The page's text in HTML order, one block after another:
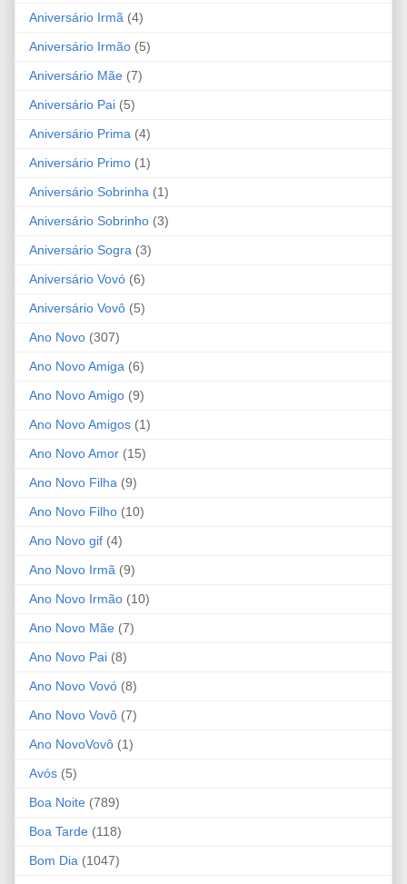
Aniversário Irmã (4)
Aniversário Irmão (5)
Aniversário Mãe (7)
Aniversário Pai (5)
Aniversário Prima (4)
Aniversário Primo (1)
Aniversário Sobrinha (1)
Aniversário Sobrinho (3)
Aniversário Sogra (3)
Aniversário Vovó (6)
Aniversário Vovô (5)
Ano Novo (307)
Ano Novo Amiga (6)
Ano Novo Amigo (9)
Ano Novo Amigos (1)
Ano Novo Amor (15)
Ano Novo Filha (9)
Ano Novo Filho (10)
Ano Novo gif (4)
Ano Novo Irmã (9)
Ano Novo Irmão (10)
Ano Novo Mãe (7)
Ano Novo Pai (8)
Ano Novo Vovó (8)
Ano Novo Vovô (7)
Ano NovoVovô (1)
Avós (5)
Boa Noite (789)
Boa Tarde (118)
Bom Dia (1047)